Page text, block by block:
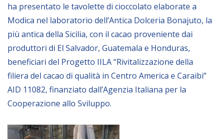
Empowerment socio- economico
Giustizia e Sicurezza
EUROsociAL
EL PAcCTO
EUROFRONT
COPOLAD III
ha presentato le tavolette di cioccolato elaborate a
Modica nel laboratorio dell’Antica Dolceria Bonajuto, la
più antica della Sicilia, con il cacao proveniente dai
produttori di El Salvador, Guatemala e Honduras,
beneficiari del Progetto IILA “Rivitalizzazione della
filiera del cacao di qualità in Centro America e Caraibi”
AID 11082, finanziato dall’Agenzia Italiana per la
Cooperazione allo Sviluppo.